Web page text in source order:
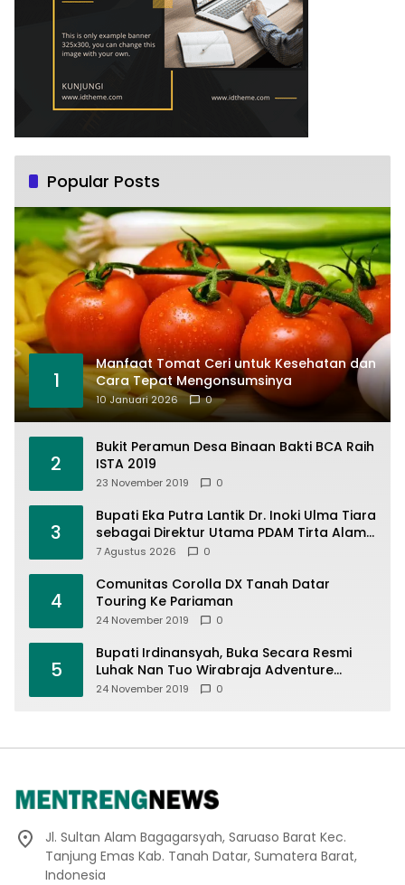
Popular Posts
1
Manfaat Tomat Ceri untuk Kesehatan dan
Cara Tepat Mengonsumsinya
10 Januari 2026 0
2
Bukit Peramun Desa Binaan Bakti BCA Raih
ISTA 2019
23 November 2019 0
3
Bupati Eka Putra Lantik Dr. Inoki Ulma Tiara
sebagai Direktur Utama PDAM Tirta Alami
Batusangkar, Tuntut Pelayanan Prima dan
7 Agustus 2026 0
4
Comunitas Corolla DX Tanah Datar
Touring Ke Pariaman
24 November 2019 0
5
Bupati Irdinansyah, Buka Secara Resmi
Luhak Nan Tuo Wirabraja Adventure
Offroad 2019
24 November 2019 0
Jl. Sultan Alam Bagagarsyah, Saruaso Barat Kec.
Tanjung Emas Kab. Tanah Datar, Sumatera Barat,
Indonesia